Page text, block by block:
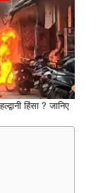
हिंसा ? जानिए